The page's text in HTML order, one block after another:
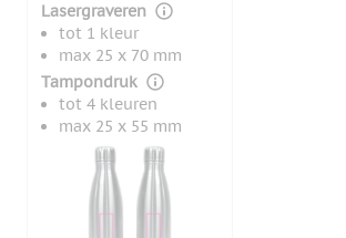
Lasergraveren
tot 1 kleur
max 25 x 70 mm
Tampondruk
tot 4 kleuren
max 25 x 55 mm